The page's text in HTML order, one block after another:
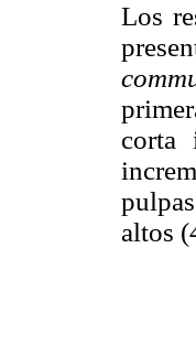
Los
corta
altos